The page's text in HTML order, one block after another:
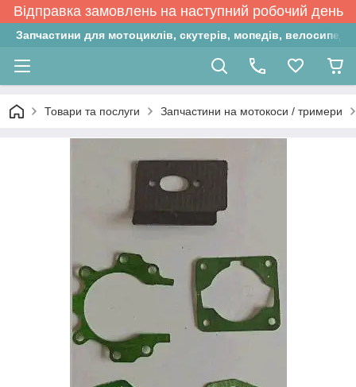
Відправка замовлень на наступний робочий день
Запчастини для мотоциклів, скутерів, мопедів,
Товари та послуги Запчастини на мотокоси / тримери